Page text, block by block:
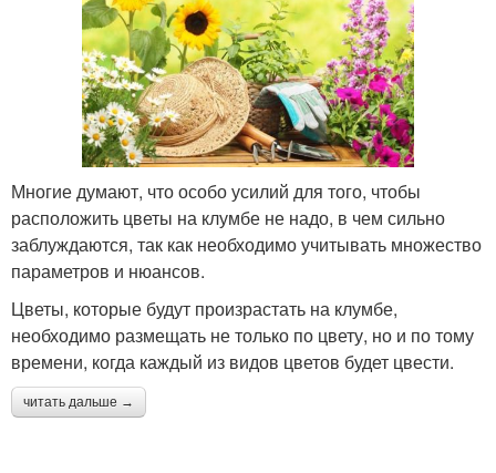
Многие думают, что особо усилий для того, чтобы
расположить цветы на клумбе не надо, в чем сильно
заблуждаются, так как необходимо учитывать множество
параметров и нюансов.
Цветы, которые будут произрастать на клумбе,
необходимо размещать не только по цвету, но и по тому
времени, когда каждый из видов цветов будет цвести.
читать дальше →